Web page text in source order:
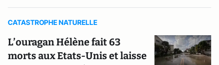
CATASTROPHE NATURELLE
L’ouragan Hélène fait 63
morts aux Etats-Unis et laisse